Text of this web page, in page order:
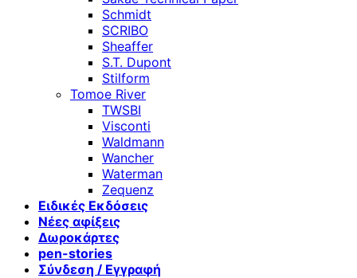
Schmidt
SCRIBO
Sheaffer
S.T. Dupont
Stilform
Tomoe River
TWSBI
Visconti
Waldmann
Wancher
Waterman
Zequenz
Ειδικές Εκδόσεις
Νέες αφίξεις
Δωροκάρτες
pen-stories
Σύνδεση / Εγγραφή